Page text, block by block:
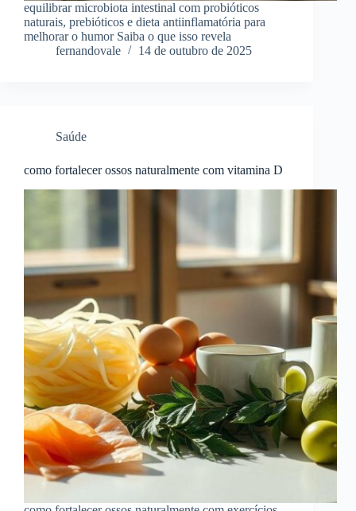
equilibrar microbiota intestinal com probióticos
naturais, prebióticos e dieta antiinflamatória para
melhorar o humor Saiba o que isso revela
fernandovale
14 de outubro de 2025
Saúde
como fortalecer ossos naturalmente com vitamina D